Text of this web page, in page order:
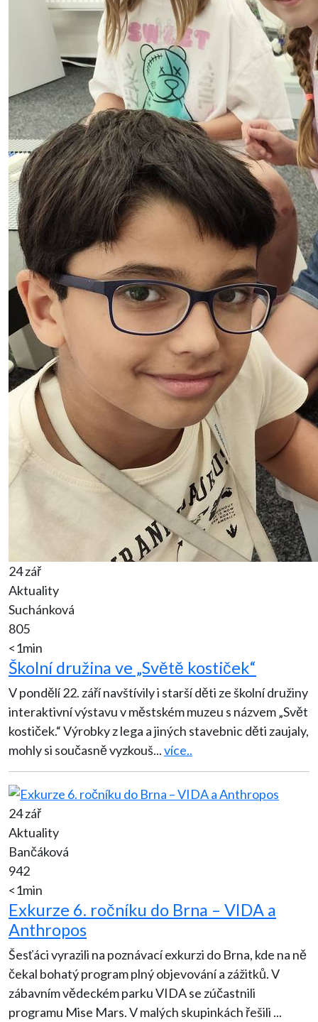
24 zář
Aktuality
Suchánková
805
<1min
Školní družina ve „Světě kostiček“
V pondělí 22. září navštívily i starší děti ze školní družiny
interaktivní výstavu v městském muzeu s názvem „Svět
kostiček.“ Výrobky z lega a jiných stavebnic děti zaujaly,
mohly si současně vyzkouš...více..
24 zář
Aktuality
Bančáková
942
<1min
Exkurze 6. ročníku do Brna – VIDA a
Anthropos
Šesťáci vyrazili na poznávací exkurzi do Brna, kde na ně
čekal bohatý program plný objevování a zážitků. V
zábavním vědeckém parku VIDA se zúčastnili
programu Mise Mars. V malých skupinkách řešili ...